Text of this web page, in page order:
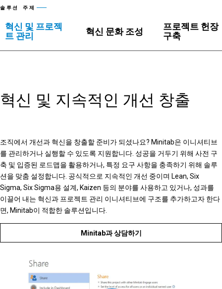
솔루션 주제
혁신 및 프로젝
트 관리
혁신 문화 조성
프로젝트 헌장
구축
혁신 및 지속적인 개선 창출
조직에서 개선과 혁신을 창출할 준비가 되셨나요? Minitab은 이니셔티브
를 관리하거나 실행할 수 있도록 지원합니다. 성공을 거두기 위해 사전 구
축 및 입증된 로드맵을 활용하거나, 특정 요구 사항을 충족하기 위해 솔루
션을 맞춤 설정합니다. 공식적으로 지속적인 개선 중이며 Lean, Six
Sigma, Six Sigma용 설계, Kaizen 등의 분야를 사용하고 있거나, 성과를
이끌어 내는 혁신과 프로젝트 관리 이니셔티브에 구조를 추가하고자 한다
면, Minitab이 적합한 솔루션입니다.
Minitab과 상담하기